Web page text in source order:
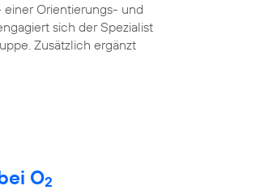
Orientierungs- und
sich der Spezialist
Zusätzlich ergänzt
O2